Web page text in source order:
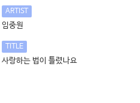
ARTIST
임중원
TITLE
사랑하는 법이 틀렸나요